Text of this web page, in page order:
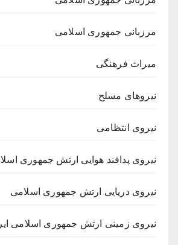
مرزبانی جمهوری اسلامی
میراث فرهنگی
نیروهای مسلح
نیروی انتظامی
نیروی پدافند هوایی ارتش جمهوری
نیروی دریایی ارتش جمهوری اسلامی
نیروی زمینی ارتش جمهوری اسلامی